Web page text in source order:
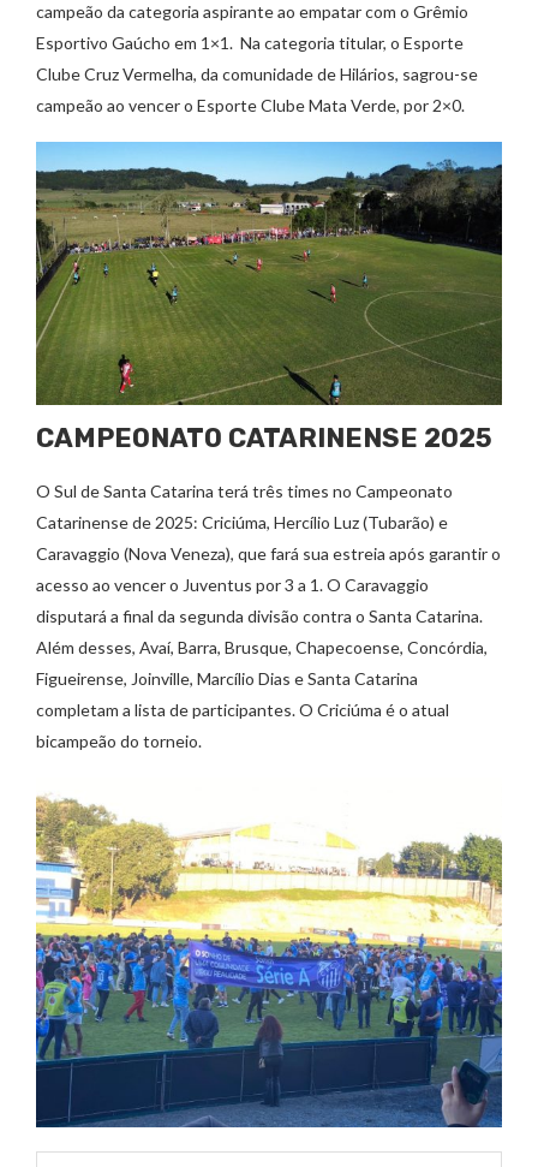
campeão da categoria aspirante ao empatar com o Grêmio
Esportivo Gaúcho em 1×1. Na categoria titular, o Esporte
Clube Cruz Vermelha, da comunidade de Hilários, sagrou-se
campeão ao vencer o Esporte Clube Mata Verde, por 2×0.
CAMPEONATO CATARINENSE 2025
O Sul de Santa Catarina terá três times no Campeonato
Catarinense de 2025: Criciúma, Hercílio Luz (Tubarão) e
Caravaggio (Nova Veneza), que fará sua estreia após garantir o
acesso ao vencer o Juventus por 3 a 1. O Caravaggio
disputará a final da segunda divisão contra o Santa Catarina.
Além desses, Avaí, Barra, Brusque, Chapecoense, Concórdia,
Figueirense, Joinville, Marcílio Dias e Santa Catarina
completam a lista de participantes. O Criciúma é o atual
bicampeão do torneio.